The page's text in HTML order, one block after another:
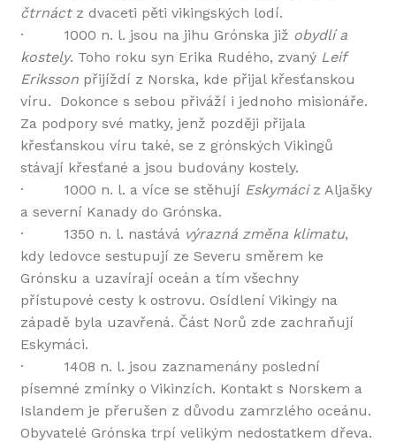
čtrnáctz dvaceti pěti vikingských lodí.
· 1000 n. l. jsou na jihu Grónska již obydlí a
kostely. Toho roku syn Erika Rudého, zvaný Leif
Eriksson přijíždí z Norska, kde přijal křesťanskou
víru. Dokonce s sebou přiváží i jednoho misionáře.
Za podpory své matky, jenž později přijala
křesťanskou víru také, se z grónských Vikingů
stávají křesťané a jsou budovány kostely.
· 1000 n. l. a více se stěhují Eskymáciz Aljašky
a severní Kanady do Grónska.
· 1350 n. l. nastává výrazná změna klimatu,
kdy ledovce sestupují ze Severu směrem ke
Grónsku a uzavírají oceán a tím všechny
přístupové cesty k ostrovu. Osídlení Vikingy na
západě byla uzavřená. Část Norů zde zachraňují
Eskymáci.
· 1408 n. l. jsou zaznamenány poslední
písemné zmínky o Vikinzích. Kontakt s Norskem a
Islandem je přerušen z důvodu zamrzlého oceánu.
Obyvatelé Grónska trpí velikým nedostatkem dřeva.